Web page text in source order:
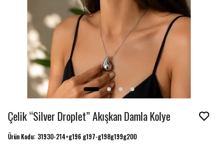
Çelik “Silver Droplet” Akışkan Damla Kolye
Ürün Kodu: 31930-214=g196 g197-g198g199g200